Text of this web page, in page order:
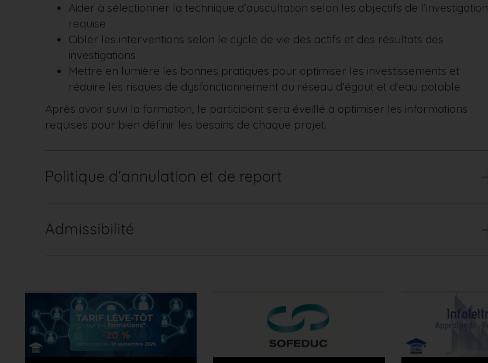
Aider à sélectionner la technique d’auscultation selon les objectifs de l’investigation
requise
Cibler les interventions selon le cycle de vie des actifs et des résultats des
investigations
Mettre en lumière les bonnes pratiques pour optimiser les investissements et
réduire les risques de dysfonctionnement du réseau d’égout et d'eau potable
Après avoir suivi la formation, le participant sera éveillé à optimiser les informations
requises pour bien définir les besoins de chaque projet.
Politique d'annulation et de report
Admissibilité